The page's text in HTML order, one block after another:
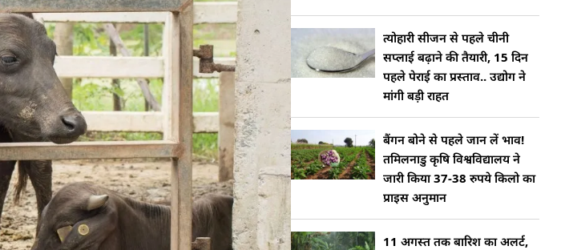
त्योहारी सीजन से पहले चीनी
सप्लाई बढ़ाने की तैयारी, 15 दिन
पहले पेराई का प्रस्ताव.. उद्योग ने
मांगी बड़ी राहत
बैंगन बोने से पहले जान लें भाव!
तमिलनाडु कृषि विश्वविद्यालय ने
जारी किया 37-38 रुपये किलो का
प्राइस अनुमान
11 अगस्त तक बारिश का अलर्ट,